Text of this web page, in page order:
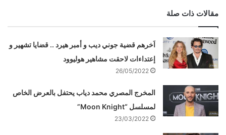
مقالات ذات صلة
اَخرهم قضية جوني ديب و أمبر هيرد .. قضايا تشهير و
إعتداءات لاحقت مشاهير هوليوود
26/05/2022
المخرج المصري محمد دياب يحتفل بالعرض الخاص
لمسلسل “Moon Knight”
23/03/2022